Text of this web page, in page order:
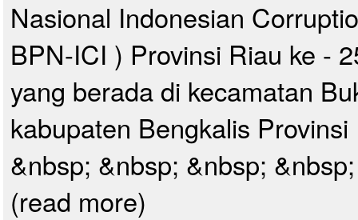
Nasional Indonesian
BPN-ICI ) Provinsi Riau ke -
yang berada di kecamatan
kabupaten Bengkalis
&nbsp; &nbsp; &nbsp;
(read more)